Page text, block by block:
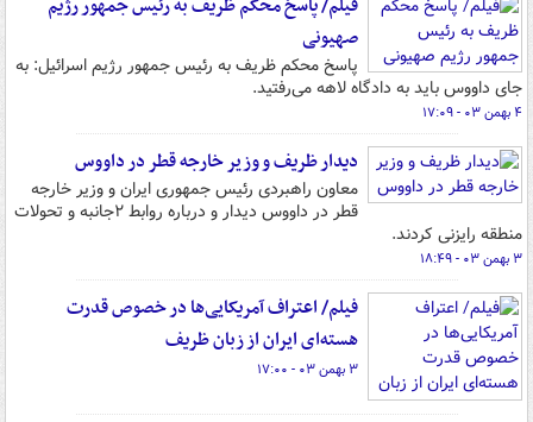
صهیونی
پاسخ محکم ظریف به رئیس جمهور رژیم اسرائیل: به
جای داووس باید به دادگاه لاهه می‌رفتید.
۴ بهمن ۰۳ - ۱۷:۰۹
دیدار ظریف و وزیر خارجه قطر در داووس
معاون راهبردی رئیس جمهوری ایران و وزیر خارجه
قطر در داووس دیدار و درباره روابط ۲جانبه و تحولات
منطقه رایزنی کردند.
۳ بهمن ۰۳ - ۱۸:۴۹
فیلم/ اعتراف آمریکایی‌ها در خصوص قدرت
هسته‌ای ایران از زبان ظریف
۳ بهمن ۰۳ - ۱۷:۰۰